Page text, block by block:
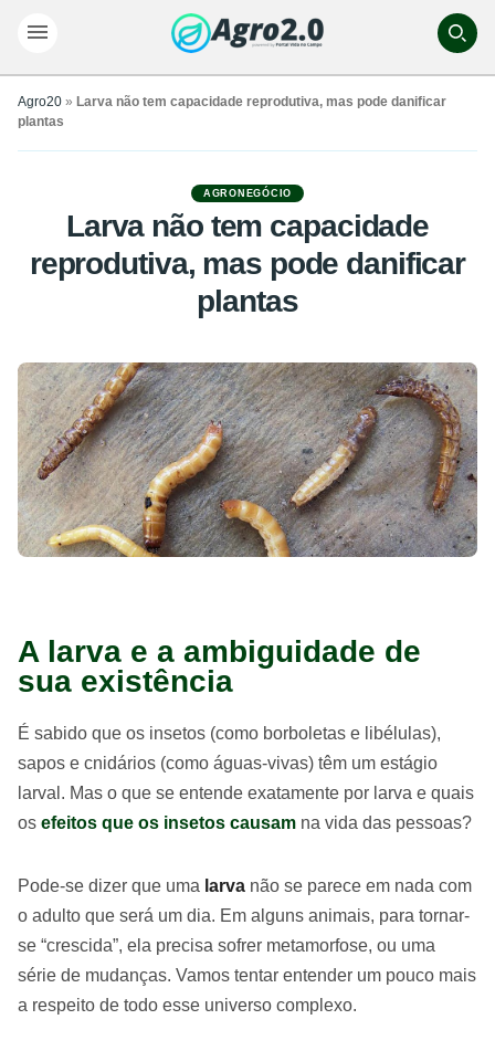
Agro20 » Larva não tem capacidade reprodutiva, mas pode danificar
plantas
AGRONEGÓCIO
Larva não tem capacidade
reprodutiva, mas pode danificar
plantas
A larva e a ambiguidade de
sua existência
É sabido que os insetos (como borboletas e libélulas),
sapos e cnidários (como águas-vivas) têm um estágio
larval. Mas o que se entende exatamente por larva e quais
os efeitos que os insetos causam na vida das pessoas?
Pode-se dizer que uma larva não se parece em nada com
o adulto que será um dia. Em alguns animais, para tornar-
se “crescida”, ela precisa sofrer metamorfose, ou uma
série de mudanças. Vamos tentar entender um pouco mais
a respeito de todo esse universo complexo.